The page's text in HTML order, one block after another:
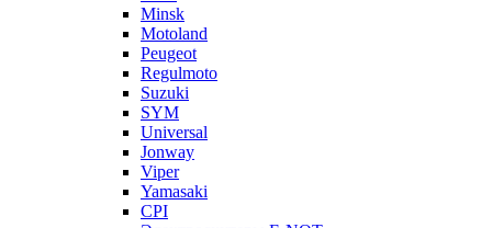
Minsk
Motoland
Peugeot
Regulmoto
Suzuki
SYM
Universal
Jonway
Viper
Yamasaki
CPI